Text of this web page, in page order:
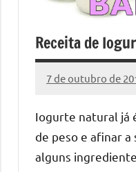
Receita de
7 de outubro de
Cibelle
Nenhum
Iogurte natural já
de peso e afinar a
alguns